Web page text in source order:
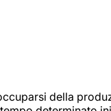
della